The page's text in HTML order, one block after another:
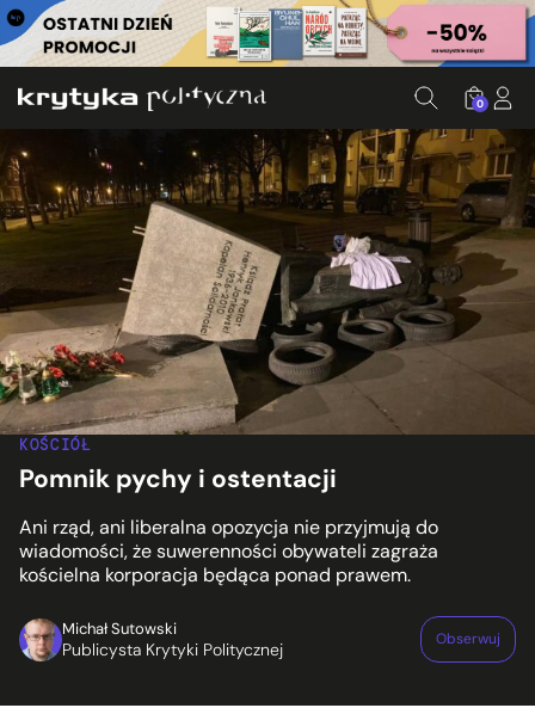
0
KOŚCIÓŁ
Pomnik pychy i ostentacji
Ani rząd, ani liberalna opozycja nie przyjmują do
wiadomości, że suwerenności obywateli zagraża
kościelna korporacja będąca ponad prawem.
Michał Sutowski
Publicysta Krytyki Politycznej Obserwuj